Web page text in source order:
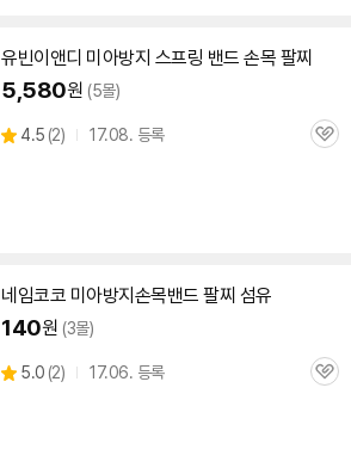
유빈이앤디 미아방지 스프링 밴드 손목 팔찌
5,580원 (5몰)
별
4.5 (상
2) 17.08. 등록
관
네임코코 미아방지손목밴드 팔찌 섬유
140원 (3몰)
별
5.0 (상
2) 17.06. 등록
관